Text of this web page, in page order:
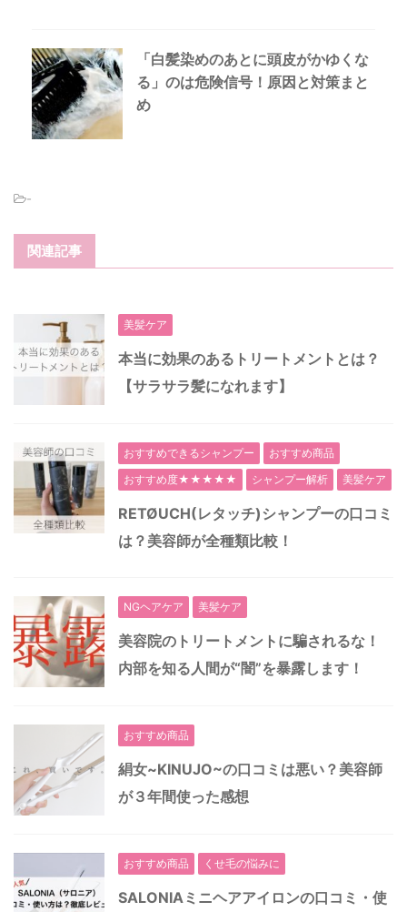
「白髪染めのあとに頭皮がかゆくな
る」のは危険信号！原因と対策まと
め
-
関連記事
美髪ケア
本当に効果のあるトリートメントとは？
【サラサラ髪になれます】
おすすめできるシャンプー
おすすめ商品
おすすめ度★★★★★
シャンプー解析 美髪ケア
RETØUCH(レタッチ)シャンプーの口コミ
は？美容師が全種類比較！
NGヘアケア 美髪ケア
美容院のトリートメントに騙されるな！
内部を知る人間が“闇”を暴露します！
おすすめ商品
絹女~KINUJO~の口コミは悪い？美容師
が３年間使った感想
おすすめ商品 くせ毛の悩みに
SALONIAミニヘアアイロンの口コミ・使